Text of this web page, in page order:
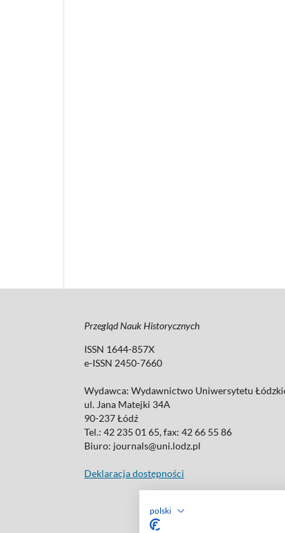
polski
Przegląd Nauk Historycznych
ISSN 1644-857X
e-ISSN 2450-7660
Wydawca: Wydawnictwo Uniwersytetu
ul. Jana Matejki 34A
90-237 Łódź
Tel.: 42 235 01 65, fax: 42 66 55 86
Biuro: journals@uni.lodz.pl
Deklaracja dostępności